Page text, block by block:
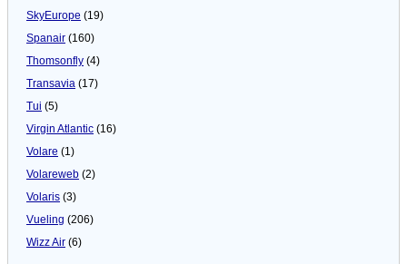
SkyEurope (19)
Spanair (160)
Thomsonfly (4)
Transavia (17)
Tui (5)
Virgin Atlantic (16)
Volare (1)
Volareweb (2)
Volaris (3)
Vueling (206)
Wizz Air (6)